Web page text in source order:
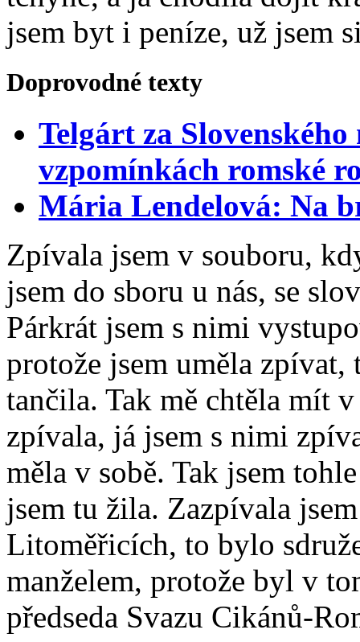
jsem byt i peníze, už jsem
Doprovodné texty
Telgárt za
vzpomínkách romské
Mária Lendelová: Na
Zpívala jsem v souboru,
jsem do sboru u nás, se
Párkrát jsem s nimi
protože jsem uměla zpívat,
tančila. Tak mě chtěla mít
zpívala, já jsem s nimi
měla v sobě. Tak jsem
jsem tu žila. Zazpívala
Litoměřicích, to bylo
manželem, protože byl v
předseda Svazu Cikánů-